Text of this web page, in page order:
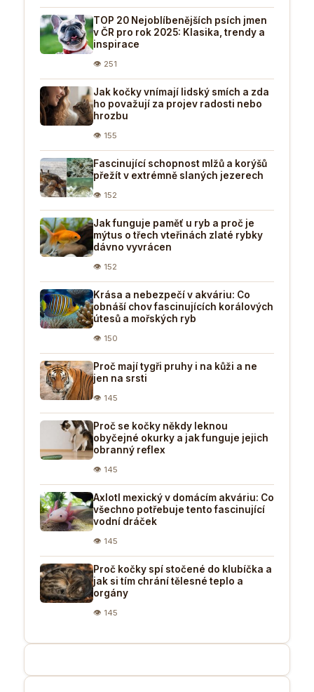
TOP 20 Nejoblíbenějších psích jmen
v ČR pro rok 2025: Klasika, trendy a
inspirace
👁 251
Jak kočky vnímají lidský smích a zda
ho považují za projev radosti nebo
hrozbu
👁 155
Fascinující schopnost mlžů a korýšů
přežít v extrémně slaných jezerech
👁 152
Jak funguje paměť u ryb a proč je
mýtus o třech vteřinách zlaté rybky
dávno vyvrácen
👁 152
Krása a nebezpečí v akváriu: Co
obnáší chov fascinujících korálových
útesů a mořských ryb
👁 150
Proč mají tygři pruhy i na kůži a ne
jen na srsti
👁 145
Proč se kočky někdy leknou
obyčejné okurky a jak funguje jejich
obranný reflex
👁 145
Axlotl mexický v domácím akváriu: Co
všechno potřebuje tento fascinující
vodní dráček
👁 145
Proč kočky spí stočené do klubíčka a
jak si tím chrání tělesné teplo a
orgány
👁 145